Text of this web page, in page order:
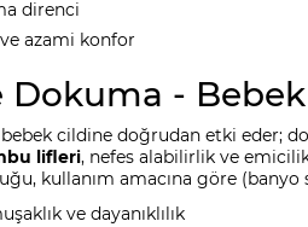
direnci
ve azami konfor
Dokuma -
cildine doğrudan etki eder;
lifleri, nefes alabilirlik ve
kullanım amacına göre (banyo
ve dayanıklılık